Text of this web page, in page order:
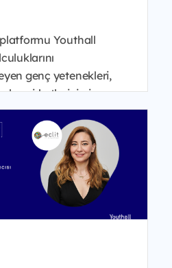
Youthall
genç yetenekleri,
şirketlerinin insan